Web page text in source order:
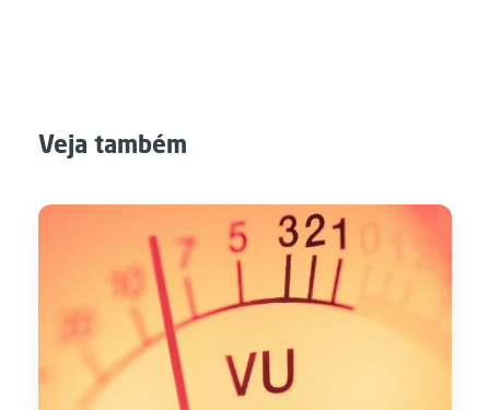
Veja também
MAIS TARDE